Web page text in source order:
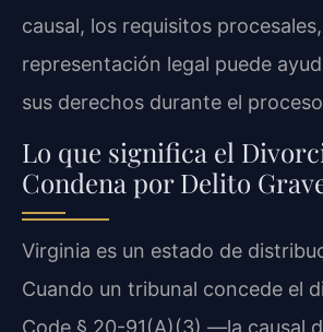
causal, los requisitos
representación legal puede
sus derechos durante el
Lo que significa el
Condena por Delito
Virginia es un estado de
Cuando un tribunal concede el
Code § 20-91(A)(3) —la causal